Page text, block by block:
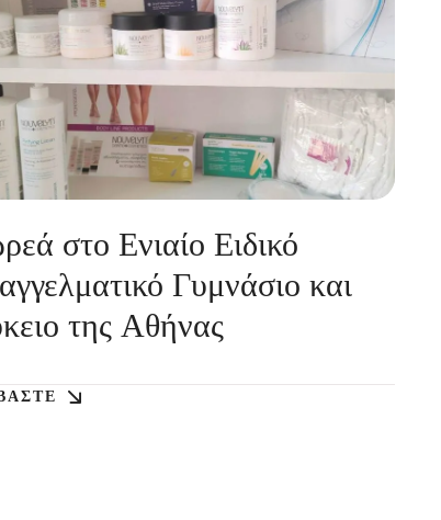
στο Ενιαίο Ειδικό
Γυμνάσιο και
της Αθήνας